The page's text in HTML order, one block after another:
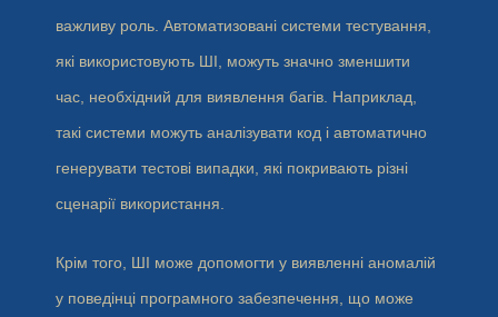
важливу роль. Автоматизовані системи тестування,
які використовують ШІ, можуть значно зменшити
час, необхідний для виявлення багів. Наприклад,
такі системи можуть аналізувати код і автоматично
генерувати тестові випадки, які покривають різні
сценарії використання.
Крім того, ШІ може допомогти у виявленні аномалій
у поведінці програмного забезпечення, що може